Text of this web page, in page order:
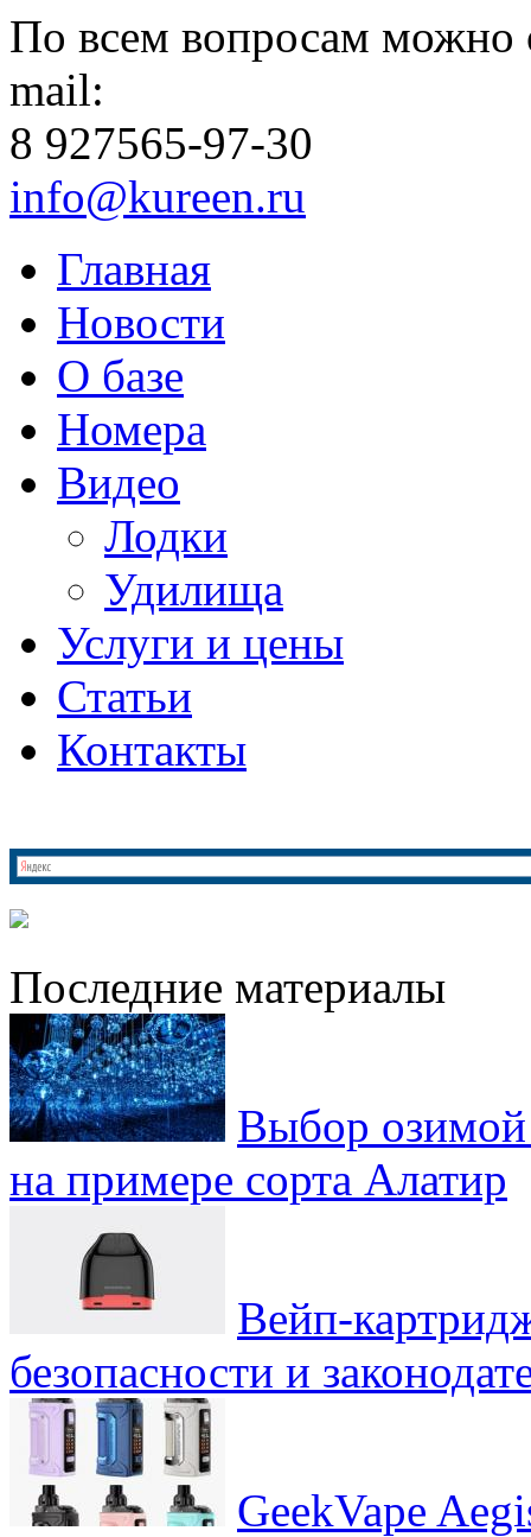
По всем вопросам можно
mail:
8 927565-97-30
info@kureen.ru
Главная
Новости
О базе
Номера
Видео
Лодки
Удилища
Услуги и цены
Статьи
Контакты
Последние материалы
Выбор озимой
на примере сорта Алатир
Вейп-
безопасности и
GeekVape